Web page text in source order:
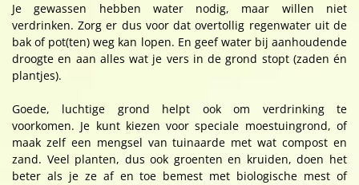
Je gewassen hebben water nodig, maar willen niet
verdrinken. Zorg er dus voor dat overtollig regenwater uit de
bak of pot(ten) weg kan lopen. En geef water bij aanhoudende
droogte en aan alles wat je vers in de grond stopt (zaden én
plantjes).
Goede, luchtige grond helpt ook om verdrinking te
voorkomen. Je kunt kiezen voor speciale moestuingrond, of
maak zelf een mengsel van tuinaarde met wat compost en
zand. Veel planten, dus ook groenten en kruiden, doen het
beter als je ze af en toe bemest met biologische mest of